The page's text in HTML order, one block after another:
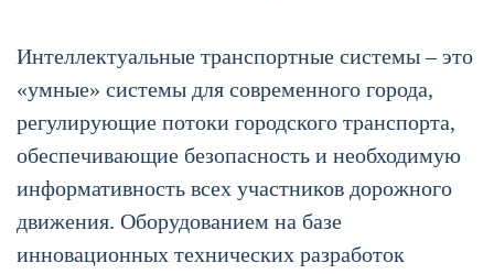
Интеллектуальные транспортные системы – это
«умные» системы для современного города,
регулирующие потоки городского транспорта,
обеспечивающие безопасность и необходимую
информативность всех участников дорожного
движения. Оборудованием на базе
инновационных технических разработок